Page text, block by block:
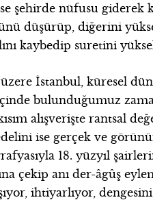
şehirde nüfusu giderek
düşürüp, diğerini
kaybedip suretini
İstanbul, küresel
bulunduğumuz
alışverişte rantsal
ise gerçek ve
18. yüzyıl
çekip anı der-âgûş
ihtiyarlıyor,